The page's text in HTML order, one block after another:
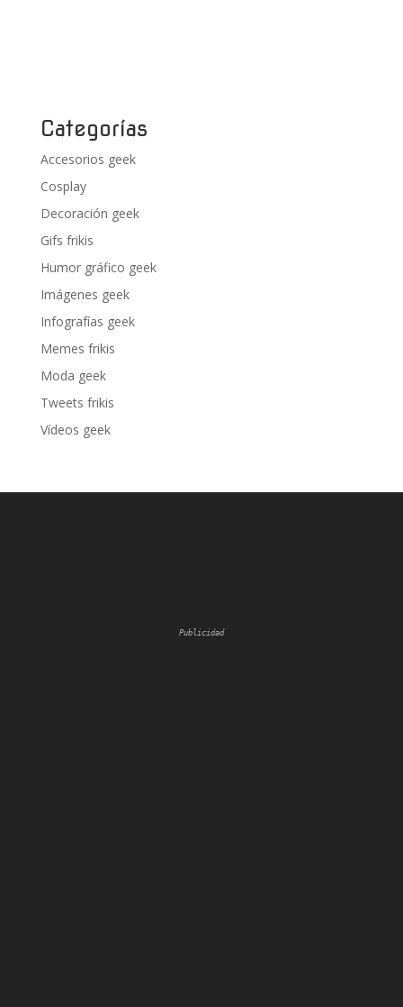
Categorías
Accesorios geek
Cosplay
Decoración geek
Gifs frikis
Humor gráfico geek
Imágenes geek
Infografías geek
Memes frikis
Moda geek
Tweets frikis
Vídeos geek
Publicidad